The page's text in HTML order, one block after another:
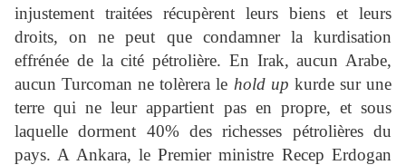
injustement traitées récupèrent leurs biens et leurs
droits, on ne peut que condamner la kurdisation
effrénée de la cité pétrolière. En Irak, aucun Arabe,
aucun Turcoman ne tolèrera le hold up kurde sur une
terre qui ne leur appartient pas en propre, et sous
laquelle dorment 40% des richesses pétrolières du
pays. A Ankara, le Premier ministre Recep Erdogan